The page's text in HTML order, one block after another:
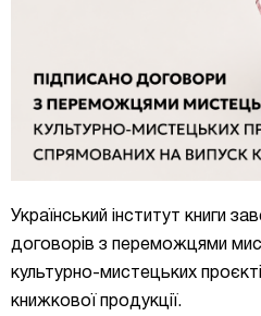
Український інститут книги
договорів з переможцями
культурно-мистецьких
книжкової продукції.